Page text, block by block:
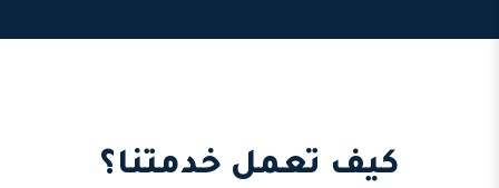
كيف تعمل خدمتنا؟